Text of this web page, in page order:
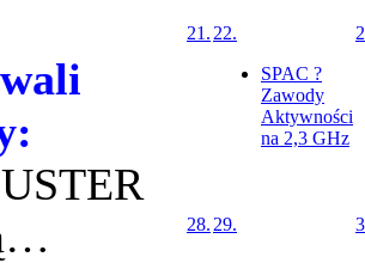
21. 22.
SPAC ?
Zawody
Aktywności
na 2,3 GHz
28. 29.